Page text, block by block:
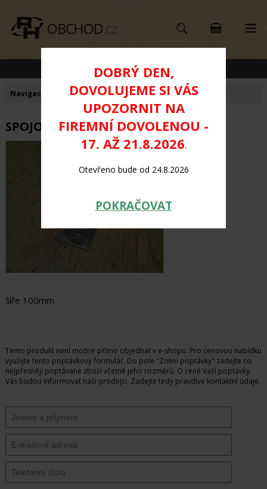
DOBRÝ DEN,
DOVOLUJEME SI VÁS
UPOZORNIT NA
FIREMNÍ DOVOLENOU -
17. AŽ 21.8.2026.
Otevřeno bude od 24.8.2026
POKRAČOVAT
KATEGORIE PRODUKTŮ
Navigace: >TESAŘSKÉ KOVÁNÍ >Spojovací desky
SPOJOVACÍ DESKA 100x200mm
šíře 100mm
Tento produkt není možné přímo objednat v e-shopu. Pro cenovou nabídku
využijte tento poptávkový formulář. Do pole "Znění poptávky" zadejte co
nejpřesněji poptávané zboží včetně jeho rozměrů. O ceně Vaší poptávky
Vás budou informovat naši prodejci. Zadejte tedy pravdivé kontaktní údaje.